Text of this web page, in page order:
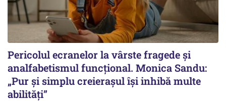
Pericolul ecranelor la vârste fragede și
analfabetismul funcțional. Monica Sandu:
„Pur și simplu creierașul își inhibă multe
abilități”